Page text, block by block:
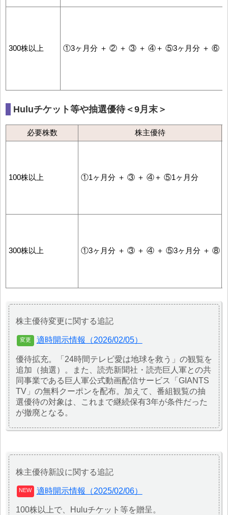
300株以上 ①3ヶ月分 ＋ ② ＋ ③ ＋ ④＋ ⑤3ヶ月分 ＋ ⑥
Huluチケット等や抽選優待＜9月末＞
必要株数 株主優待
100株以上 ①1ヶ月分 ＋ ③ ＋ ④＋ ⑤1ヶ月分
300株以上 ①3ヶ月分 ＋ ③ ＋ ④ ＋ ⑤3ヶ月分 ＋ ⑧
株主優待変更に関する追記
適時開示情報（2026/02/05）
優待拡充。「24時間テレビ愛は地球を救う」の観覧を
追加（抽選）。また、読売新聞社・読売巨人軍との共
同事業である巨人軍公式動画配信サービス「GIANTS
TV」の無料クーポンを配布。加えて、番組観覧の抽
選優待の対象は、これまで継続保有3年が条件だった
が撤廃となる。
株主優待新設に関する追記
適時開示情報（2025/02/06）
100株以上で、Huluチケット等を贈呈。